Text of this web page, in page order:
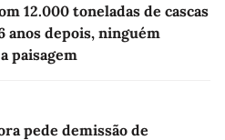
12.000 toneladas de cascas
anos depois, ninguém
paisagem
pede demissão de